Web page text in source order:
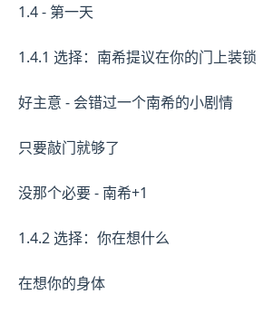
1.4 - 第一天
1.4.1 选择：南希提议在你的门上装锁
好主意 - 会错过一个南希的小剧情
只要敲门就够了
没那个必要 - 南希+1
1.4.2 选择：你在想什么
在想你的身体